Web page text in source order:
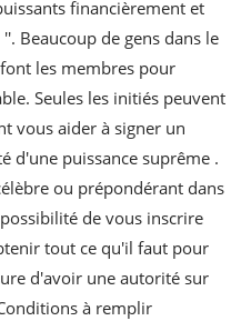
financièrement et
Beaucoup de gens dans le
les membres pour
Seules les initiés peuvent
vous aider à signer un
d'une puissance suprême .
ou prépondérant dans
de vous inscrire
tout ce qu'il faut pour
d'avoir une autorité sur
à remplir